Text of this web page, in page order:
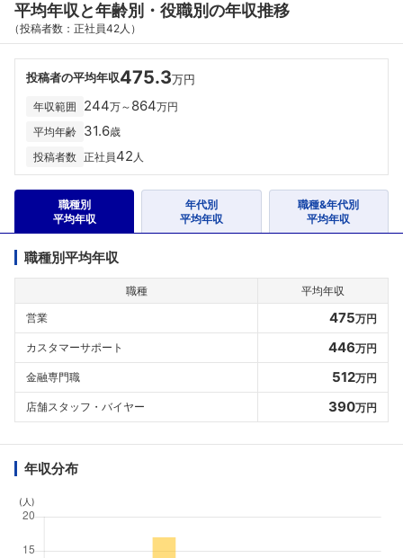
平均年収と年齢別・役職別の年収推移
（投稿者数：正社員42人）
投稿者の平均年収475.3万円
年収範囲 244万～ 864万円
平均年齢 31.6歳
投稿者数 正社員42 人
職種別
平均年収
年代別
平均年収
職種&年代別
平均年収
職種別平均年収
職種
平均年収
営業
475万円
カスタマーサポート 446万円
金融専門職 512万円
店舗スタッフ・バイヤー 390万円
年収分布
(人)